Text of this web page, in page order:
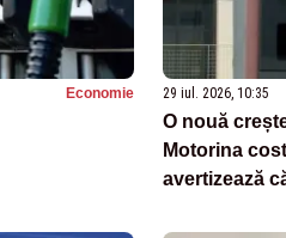
Economie 29 iul. 2026, 10:35
O nouă
Motorina
avertizează